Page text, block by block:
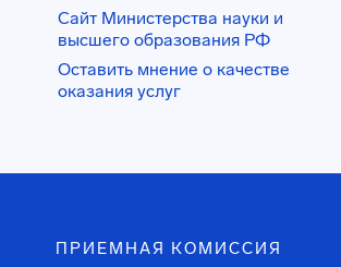
Сайт Министерства науки и
высшего образования РФ
Оставить мнение о качестве
оказания услуг
ПРИЕМНАЯ КОМИССИЯ